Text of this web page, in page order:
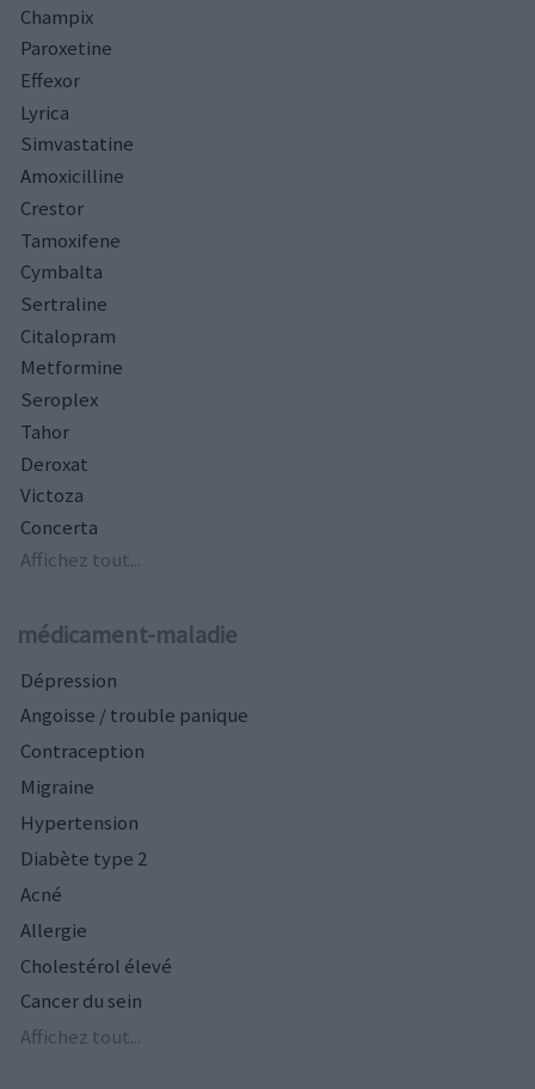
Champix
Paroxetine
Effexor
Lyrica
Simvastatine
Amoxicilline
Crestor
Tamoxifene
Cymbalta
Sertraline
Citalopram
Metformine
Seroplex
Tahor
Deroxat
Victoza
Concerta
Affichez tout...
médicament-maladie
Dépression
Angoisse / trouble panique
Contraception
Migraine
Hypertension
Diabète type 2
Acné
Allergie
Cholestérol élevé
Cancer du sein
Affichez tout...